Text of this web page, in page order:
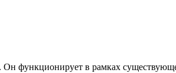
функционирует в рамках